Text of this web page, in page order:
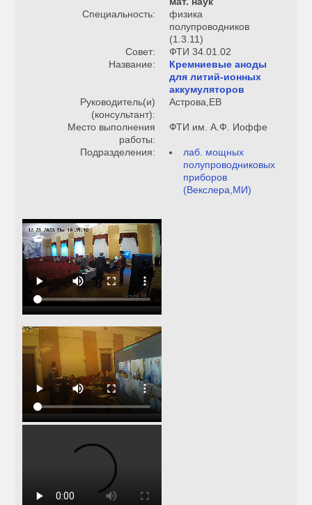
Специальность:
физика
полупроводников
(1.3.11)
Совет:
ФТИ 34.01.02
Название:
Кремниевые аноды
для литий-ионных
аккумуляторов
Руководитель(и)
(консультант):
Астрова,ЕВ
Место выполнения
работы:
ФТИ им. А.Ф. Иоффе
Подразделения:
лаб. мощных
полупроводниковых
приборов
(Векслера,МИ)